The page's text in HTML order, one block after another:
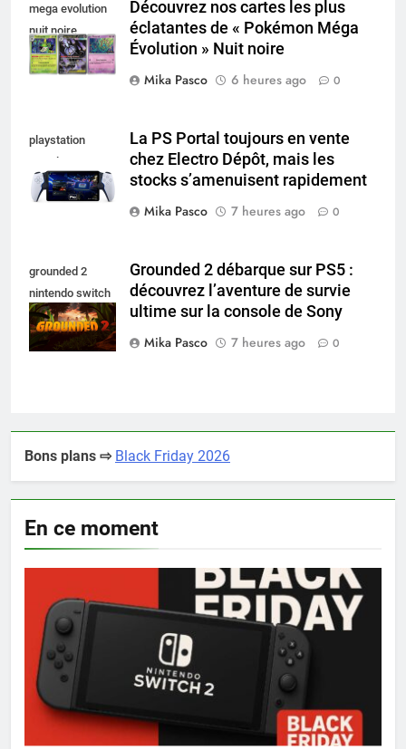
mega evolution
nuit noire
Découvrez nos cartes les plus
éclatantes de « Pokémon Méga
Évolution » Nuit noire
Mika Pasco
6 heures ago 0
playstation
portal pro
La PS Portal toujours en vente
chez Electro Dépôt, mais les
stocks s’amenuisent rapidement
Mika Pasco
7 heures ago 0
grounded 2
nintendo switch
2
Grounded 2 débarque sur PS5 :
découvrez l’aventure de survie
ultime sur la console de Sony
Mika Pasco
7 heures ago 0
Bons plans ⇨ Black Friday 2026
En ce moment